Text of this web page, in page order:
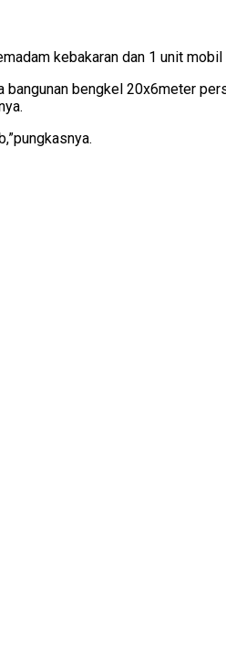
kebakaran dan 1 unit mobil
bangunan bengkel 20x6meter